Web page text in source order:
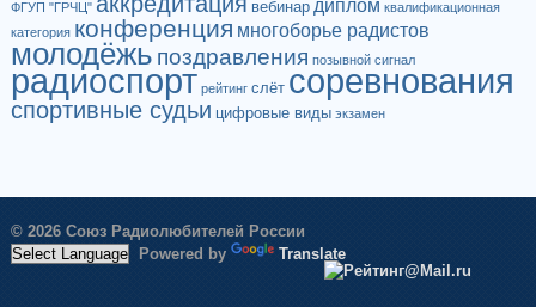
ФГУП "ГРЧЦ"
вебинар диплом квалификационная
категория конференция многоборье радистов
молодёжь поздравления позывной сигнал
радиоспорт рейтинг слёт соревнования
спортивные судьи цифровые виды экзамен
© 2026 Союз Радиолюбителей России
Powered by
Translate